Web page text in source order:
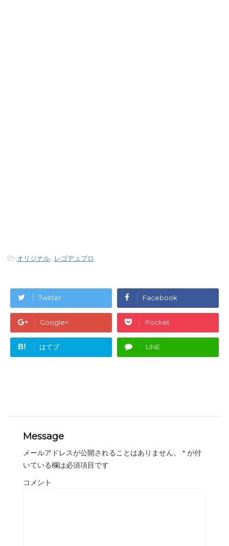
-オリジナル レゴデュプロ
Twitter Facebook
Google+ Pocket
B! はてブ LINE
Message
メールアドレスが公開されることはありません。 * が付
いている欄は必須項目です
コメント